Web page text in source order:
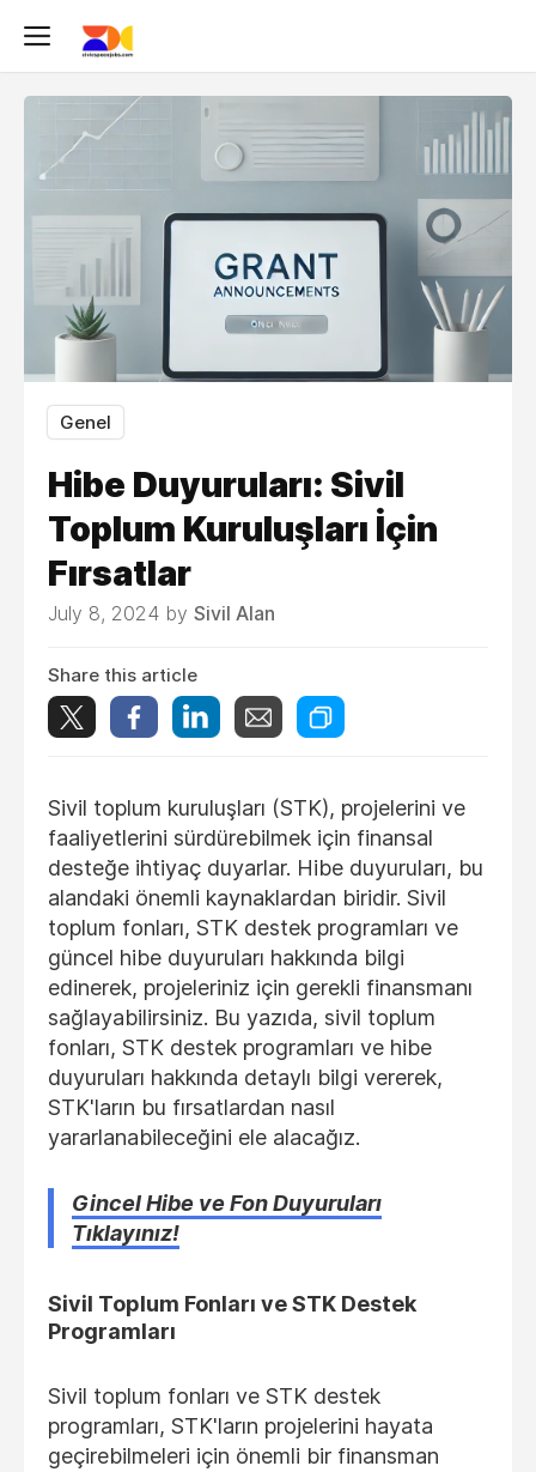
Genel
Hibe Duyuruları: Sivil
Toplum Kuruluşları İçin
Fırsatlar
July 8, 2024 by Sivil Alan
Share this article
Sivil toplum kuruluşları (STK), projelerini ve
faaliyetlerini sürdürebilmek için finansal
desteğe ihtiyaç duyarlar. Hibe duyuruları, bu
alandaki önemli kaynaklardan biridir. Sivil
toplum fonları, STK destek programları ve
güncel hibe duyuruları hakkında bilgi
edinerek, projeleriniz için gerekli finansmanı
sağlayabilirsiniz. Bu yazıda, sivil toplum
fonları, STK destek programları ve hibe
duyuruları hakkında detaylı bilgi vererek,
STK'ların bu fırsatlardan nasıl
yararlanabileceğini ele alacağız.
Gincel Hibe ve Fon Duyuruları
Tıklayınız!
Sivil Toplum Fonları ve STK Destek
Programları
Sivil toplum fonları ve STK destek
programları, STK'ların projelerini hayata
geçirebilmeleri için önemli bir finansman